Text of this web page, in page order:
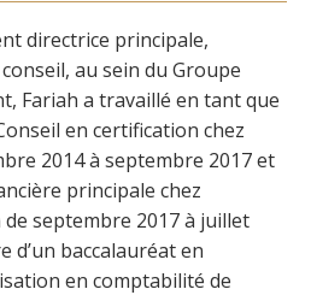
directrice principale,
au sein du Groupe
Fariah a travaillé en tant que
en certification chez
2014 à septembre 2017 et
principale chez
septembre 2017 à juillet
d’un baccalauréat en
en comptabilité de